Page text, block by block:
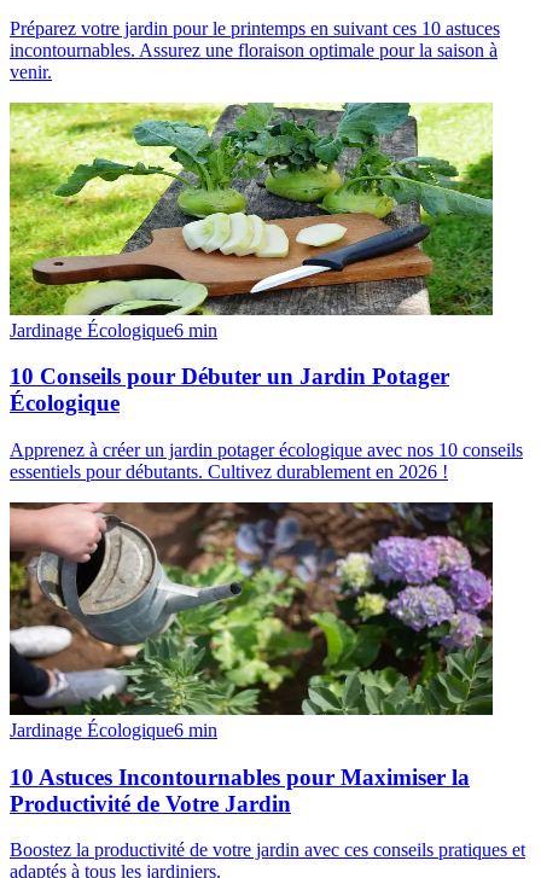
Préparez votre jardin pour le printemps en suivant ces 10 astuces
incontournables. Assurez une floraison optimale pour la saison à
venir.
Jardinage Écologique6 min
10 Conseils pour Débuter un Jardin Potager
Écologique
Apprenez à créer un jardin potager écologique avec nos 10 conseils
essentiels pour débutants. Cultivez durablement en 2026 !
Jardinage Écologique6 min
10 Astuces Incontournables pour Maximiser la
Productivité de Votre Jardin
Boostez la productivité de votre jardin avec ces conseils pratiques et
adaptés à tous les jardiniers.